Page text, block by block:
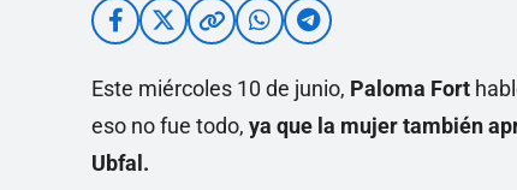
Este miércoles 10 de junio, Paloma Fort
eso no fue todo, ya que la mujer también
Ubfal.